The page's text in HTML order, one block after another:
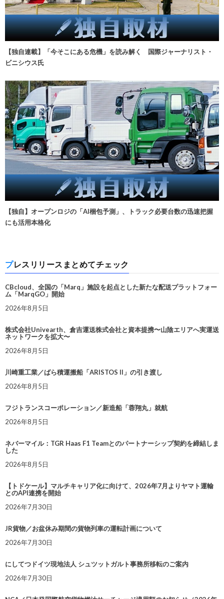
【独自連載】「今そこにある危機」を読み解く 国際ジャーナリスト・
ビニシウス氏
【独自】オープンロジの「AI梱包予測」、トラック必要台数の迅速把握
にも活用本格化
プレスリリースまとめてチェック
CBcloud、全国の「Marq」施設を起点とした新たな配送プラットフォー
ム「MarqGO」開始
2026年8月5日
株式会社Univearth、倉吉運送株式会社と資本提携〜山陰エリアへ実運送
ネットワークを拡大〜
2026年8月5日
川崎重工業／ばら積運搬船「ARISTOS II」の引き渡し
2026年8月5日
フジトランスコーポレーション／新造船「蓉翔丸」就航
2026年8月5日
ネバーマイル：TGR Haas F1 Teamとのパートナーシップ契約を締結しま
した
2026年8月5日
【トドケール】マルチキャリア化に向けて、2026年7月よりヤマト運輸
とのAPI連携を開始
2026年7月30日
JR貨物／お盆休み期間の貨物列車の運転計画について
2026年7月30日
にしてつドイツ現地法人 シュツットガルト事務所移転のご案内
2026年7月30日